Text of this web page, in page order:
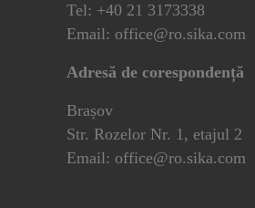
Tel: +40 21 3173338
Email: office@ro.sika.com
Adresă de corespondență
Brașov
Str. Rozelor Nr. 1, etajul 2
Email: office@ro.sika.com